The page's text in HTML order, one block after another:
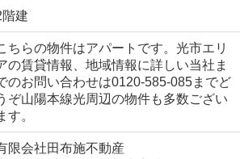
階建
ちらの物件はアパートです。光市エリ
の賃貸情報、地域情報に詳しい当社ま
のお問い合わせは0120-585-085までど
ぞ山陽本線光周辺の物件も多数ござい
す。
限会社田布施不動産